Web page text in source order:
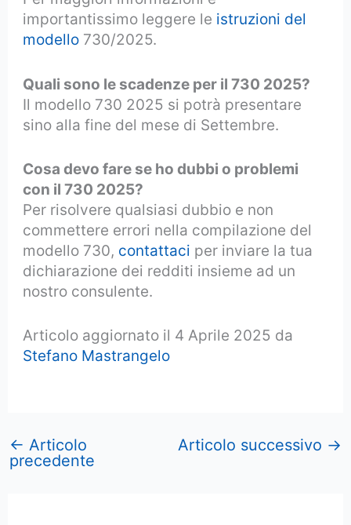
importantissimo leggere le istruzioni del
modello 730/2025.
Quali sono le scadenze per il 730 2025?
Il modello 730 2025 si potrà presentare
sino alla fine del mese di Settembre.
Cosa devo fare se ho dubbi o problemi
con il 730 2025?
Per risolvere qualsiasi dubbio e non
commettere errori nella compilazione del
modello 730, contattaci per inviare la tua
dichiarazione dei redditi insieme ad un
nostro consulente.
Articolo aggiornato il 4 Aprile 2025 da
Stefano Mastrangelo
← Articolo
precedente
Articolo successivo →